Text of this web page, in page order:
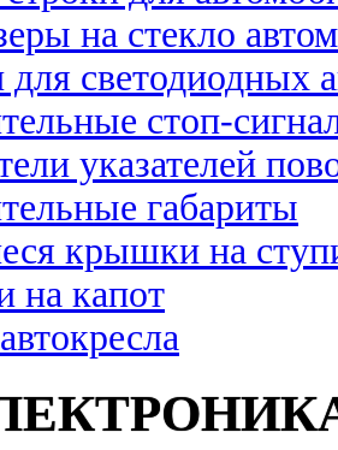
на стекло
светодиодных
стоп-
указателей
габариты
крышки на
на капот